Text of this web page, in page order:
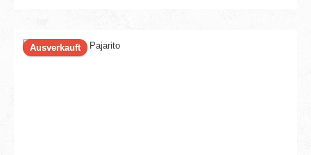
Ausverkauft